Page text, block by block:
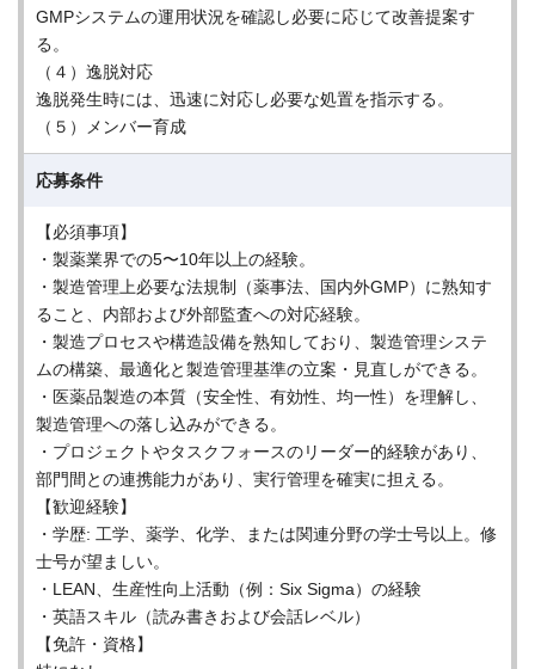
GMPシステムの運用状況を確認し必要に応じて改善提案す
る。
（４）逸脱対応
逸脱発生時には、迅速に対応し必要な処置を指示する。
（５）メンバー育成
応募条件
【必須事項】
・製薬業界での5〜10年以上の経験。
・製造管理上必要な法規制（薬事法、国内外GMP）に熟知す
ること、内部および外部監査への対応経験。
・製造プロセスや構造設備を熟知しており、製造管理システ
ムの構築、最適化と製造管理基準の立案・見直しができる。
・医薬品製造の本質（安全性、有効性、均一性）を理解し、
製造管理への落し込みができる。
・プロジェクトやタスクフォースのリーダー的経験があり、
部門間との連携能力があり、実行管理を確実に担える。
【歓迎経験】
・学歴: 工学、薬学、化学、または関連分野の学士号以上。修
士号が望ましい。
・LEAN、生産性向上活動（例：Six Sigma）の経験
・英語スキル（読み書きおよび会話レベル）
【免許・資格】